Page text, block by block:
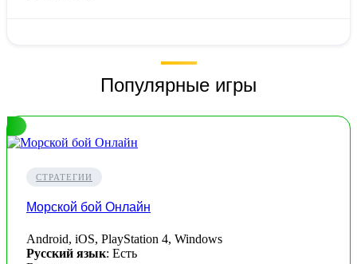
Популярные игры
СТРАТЕГИИ
Морской бой Онлайн
Android, iOS, PlayStation 4, Windows
Русский язык: Есть